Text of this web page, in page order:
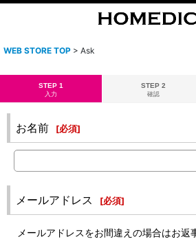
WEB STORE TOP > Ask
STEP 1
入力
STEP 2
確認
お名前 [必須]
メールアドレス [必須]
メールアドレスをお間違えの場合はお返